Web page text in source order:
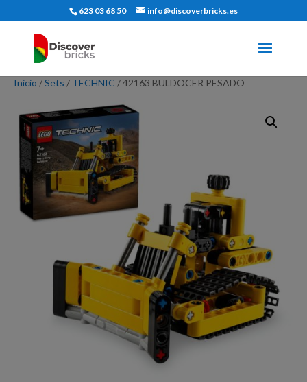
623 03 68 50 info@discoverbricks.es
Inicio /Sets / TECHNIC / 42163 BULDOCER PESADO